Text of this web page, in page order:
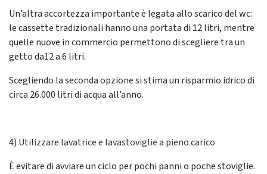
Un’altra accortezza importante è legata allo scarico del wc:
le cassette tradizionali hanno una portata di 12 litri, mentre
quelle nuove in commercio permettono di scegliere tra un
getto da12 a 6 litri.
Scegliendo la seconda opzione si stima un risparmio idrico di
circa 26.000 litri di acqua all’anno.
4) Utilizzare lavatrice e lavastoviglie a pieno carico
È evitare di avviare un ciclo per pochi panni o poche stoviglie.